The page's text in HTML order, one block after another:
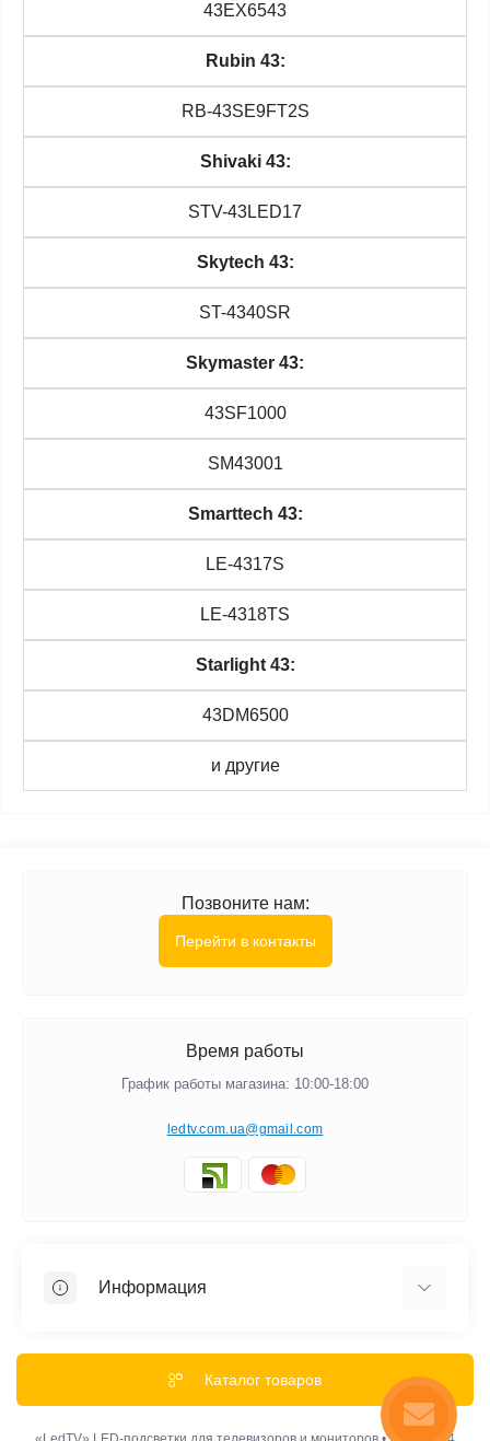
43EX6543
Rubin 43:
RB-43SE9FT2S
Shivaki 43:
STV-43LED17
Skytech 43:
ST-4340SR
Skymaster 43:
43SF1000
SM43001
Smarttech 43:
LE-4317S
LE-4318TS
Starlight 43:
43DM6500
и другие
Позвоните нам:
Перейти в контакты
Время работы
График работы магазина: 10:00-18:00
ledtv.com.ua@gmail.com
Информация
Обмен и Возврат
Каталог товаров